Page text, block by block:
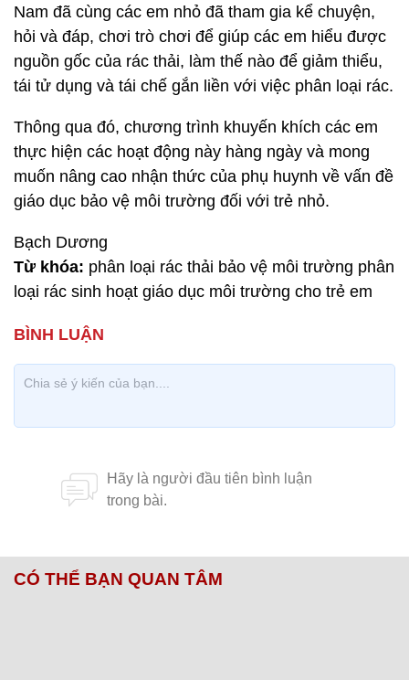
Nam đã cùng các em nhỏ đã tham gia kể chuyện,
hỏi và đáp, chơi trò chơi để giúp các em hiểu được
nguồn gốc của rác thải, làm thế nào để giảm thiểu,
tái tử dụng và tái chế gắn liền với việc phân loại rác.
Thông qua đó, chương trình khuyến khích các em
thực hiện các hoạt động này hàng ngày và mong
muốn nâng cao nhận thức của phụ huynh về vấn đề
giáo dục bảo vệ môi trường đối với trẻ nhỏ.
Bạch Dương
Từ khóa: phân loại rác thải bảo vệ môi trường phân
loại rác sinh hoạt giáo dục môi trường cho trẻ em
CÓ THỂ BẠN QUAN TÂM